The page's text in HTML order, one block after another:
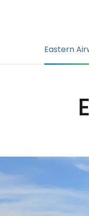
Eastern